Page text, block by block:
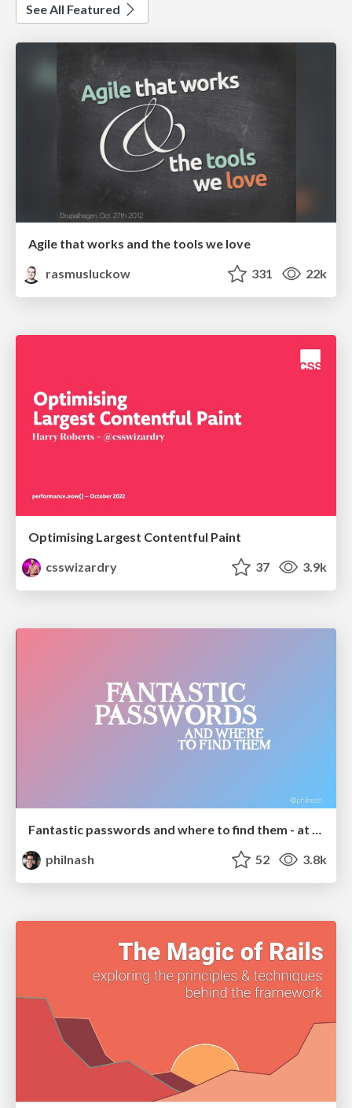
See All Featured
Agile that works and the tools we love
rasmusluckow
331 22k
Optimising Largest Contentful Paint
csswizardry
37 3.9k
Fantastic passwords and where to find them - at NoRuKo
philnash
52 3.8k